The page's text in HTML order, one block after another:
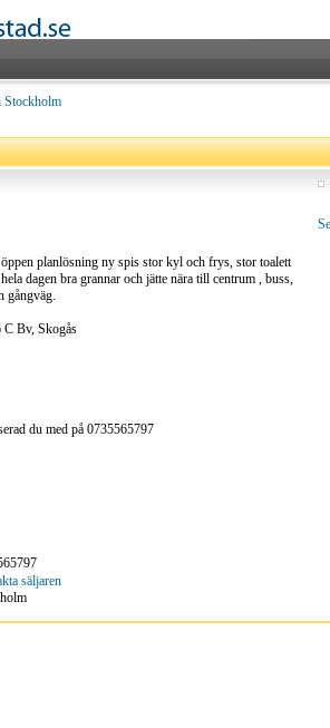
Stockholm
planlösning ny spis stor kyl och frys, stor toalett
dagen bra grannar och jätte nära till centrum , buss,
gångväg.
C Bv, Skogås
du med på 0735565797
säljaren